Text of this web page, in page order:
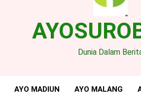
Dunia Dalam
AYO MADIUN AYO MALANG